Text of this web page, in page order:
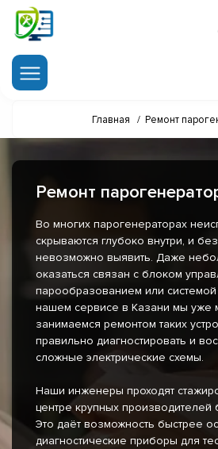
Главная / Ремонт
Ремонт
Во многих парогенераторах
скрываются глубоко внутри, и
невозможно выявить. Даже
оказаться связан с блоком
парообразованием или
нашем сервисе в Казани мы уже
занимаемся ремонтом таких
правильно диагностировать и
сложные электрические схемы.
Наши инженеры проходят
центре крупных производителей
Это даёт возможность быстрее
диагностические приборы для